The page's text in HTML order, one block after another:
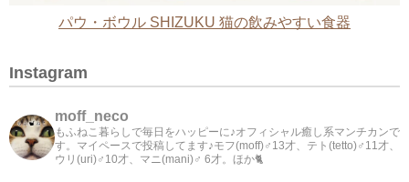
パウ・ボウル SHIZUKU 猫の飲みやすい食器
Instagram
moff_neco
もふねこ暮らしで毎日をハッピーに♪オフィシャル癒し系マンチカンで
す。マイペースで投稿してます♪モフ(moff)♂13才、テト(tetto)♂11才、
ウリ(uri)♂10才、マニ(mani)♂ 6才。ほか🐈